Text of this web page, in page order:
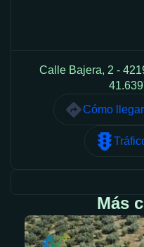
Calle Bajera, 2 -
Cómo llegar
Más